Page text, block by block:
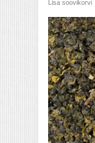
Lisa soovikorvi